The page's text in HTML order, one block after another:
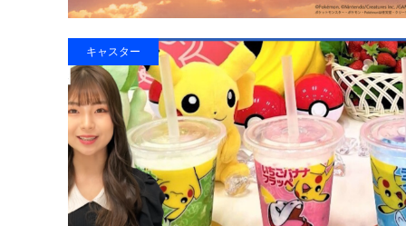
キャスター